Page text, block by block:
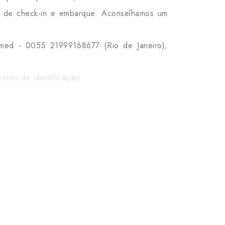
check-in e embarque. Aconselhamos um
- 0055 21999168677 (Rio de Janeiro);
de identificação